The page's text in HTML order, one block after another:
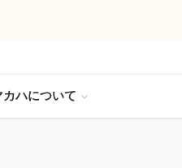
ハについて